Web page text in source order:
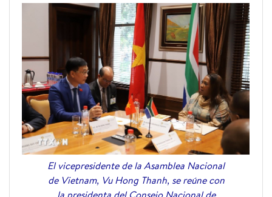
El vicepresidente de la Asamblea Nacional
de Vietnam, Vu Hong Thanh, se reúne con